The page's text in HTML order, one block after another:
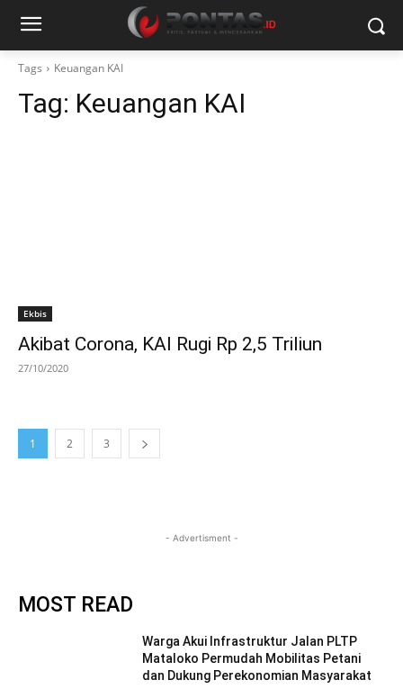
Tags Keuangan KAI
Tag: Keuangan KAI
Ekbis
Akibat Corona, KAI Rugi Rp 2,5 Triliun
27/10/2020
1 2 3
- Advertisment -
MOST READ
Warga Akui Infrastruktur Jalan PLTP
Mataloko Permudah Mobilitas Petani
dan Dukung Perekonomian Masyarakat